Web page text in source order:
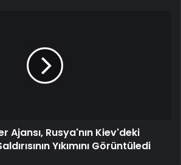
Ajansı, Rusya'nın Kiev'deki
Yıkımını Görüntüledi